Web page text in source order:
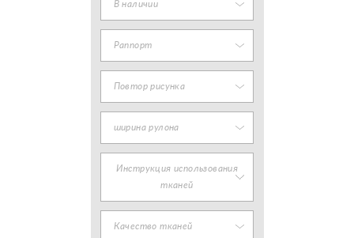
В наличии
Раппорт
Повтор рисунка
ширина рулона
Инструкция использования
тканей
Качество тканей